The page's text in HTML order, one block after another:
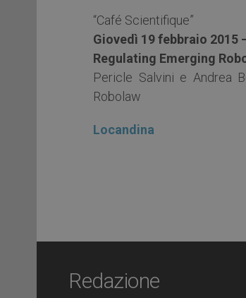
“Café Scientifique”
Giovedì 19 febbraio 2015
Regulating Emerging
Pericle Salvini e Andrea
Robolaw
Locandina
Redazione